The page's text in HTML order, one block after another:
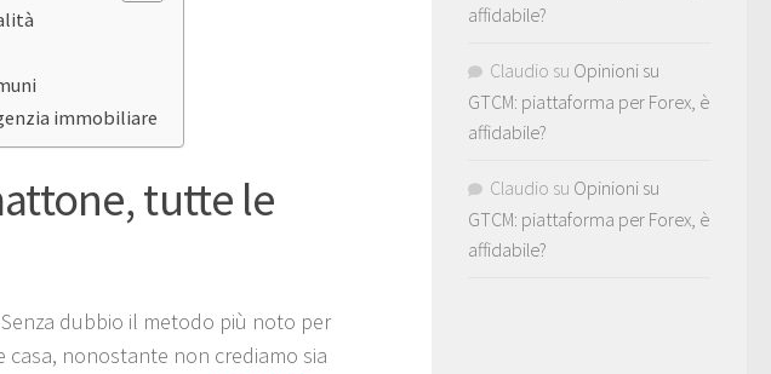
immobiliare
tutte le
dubbio il metodo più noto per
nonostante non crediamo sia
affidabile?
Claudio su Opinioni su
GTCM: piattaforma per Forex, è
affidabile?
Claudio su Opinioni su
GTCM: piattaforma per Forex, è
affidabile?